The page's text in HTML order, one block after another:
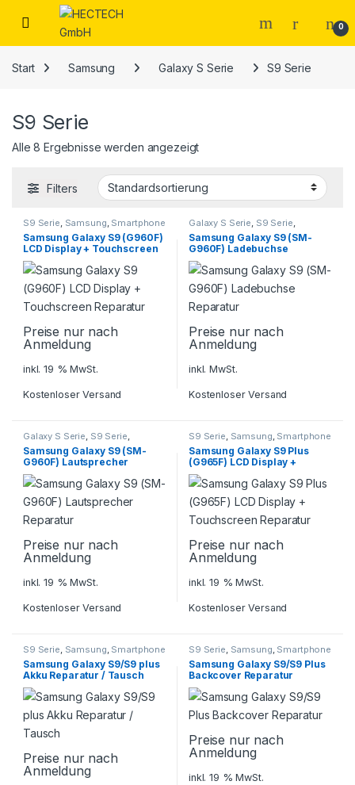
Open 0
Start Samsung Galaxy S Serie S9 Serie
S9 Serie
Alle 8 Ergebnisse werden angezeigt
Filters
S9 Serie, Samsung, Smartphone
Reparatur
Samsung Galaxy S9 (G960F)
LCD Display + Touchscreen
Reparatur
Preise nur nach
Anmeldung
inkl. 19 % MwSt.
Kostenloser Versand
Galaxy S Serie, S9 Serie,
Samsung Smartphone
Reparatur
Samsung Galaxy S9 (SM-
G960F) Ladebuchse
Reparatur
Preise nur nach
Anmeldung
inkl. MwSt.
Kostenloser Versand
Galaxy S Serie, S9 Serie,
Samsung Smartphone
Reparatur
Samsung Galaxy S9 (SM-
G960F) Lautsprecher
Reparatur
Preise nur nach
Anmeldung
inkl. 19 % MwSt.
Kostenloser Versand
S9 Serie, Samsung, Smartphone
Reparatur
Samsung Galaxy S9 Plus
(G965F) LCD Display +
Touchscreen Reparatur
Preise nur nach
Anmeldung
inkl. 19 % MwSt.
Kostenloser Versand
S9 Serie, Samsung, Smartphone
Reparatur
Samsung Galaxy S9/S9 plus
Akku Reparatur / Tausch
Preise nur nach
Anmeldung
S9 Serie, Samsung, Smartphone
Reparatur
Samsung Galaxy S9/S9 Plus
Backcover Reparatur
Preise nur nach
Anmeldung
inkl. 19 % MwSt.